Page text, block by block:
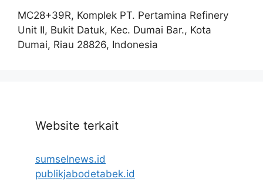
MC28+39R, Komplek PT. Pertamina Refinery
Unit II, Bukit Datuk, Kec. Dumai Bar., Kota
Dumai, Riau 28826, Indonesia
Website terkait
sumselnews.id
publikjabodetabek.id